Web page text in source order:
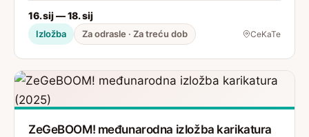
16. sij — 18. sij
Izložba Za odrasle · Za treću dob CeKaTe
ZeGeBOOM! međunarodna izložba karikatura